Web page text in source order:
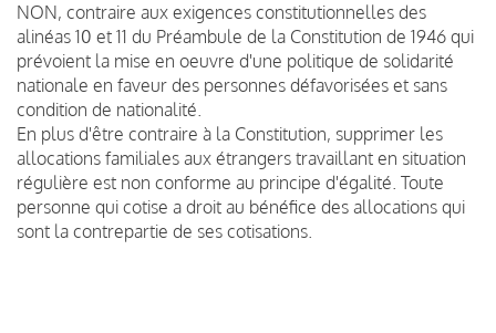
NON, contraire aux exigences constitutionnelles des
alinéas 10 et 11 du Préambule de la Constitution de 1946 qui
prévoient la mise en oeuvre d'une politique de solidarité
nationale en faveur des personnes défavorisées et sans
condition de nationalité.
En plus d'être contraire à la Constitution, supprimer les
allocations familiales aux étrangers travaillant en situation
régulière est non conforme au principe d'égalité. Toute
personne qui cotise a droit au bénéfice des allocations qui
sont la contrepartie de ses cotisations.